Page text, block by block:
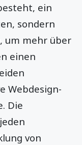
ein
sondern
um mehr über
einen
Webdesign-
Die
von